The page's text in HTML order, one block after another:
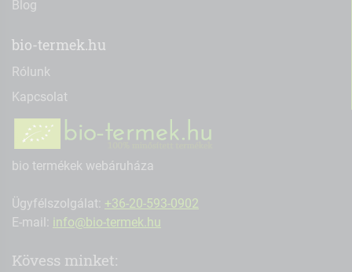
Blog
bio-termek.hu
Rólunk
Kapcsolat
bio termékek webáruháza
Ügyfélszolgálat: +36-20-593-0902
E-mail: info@bio-termek.hu
Kövess minket: